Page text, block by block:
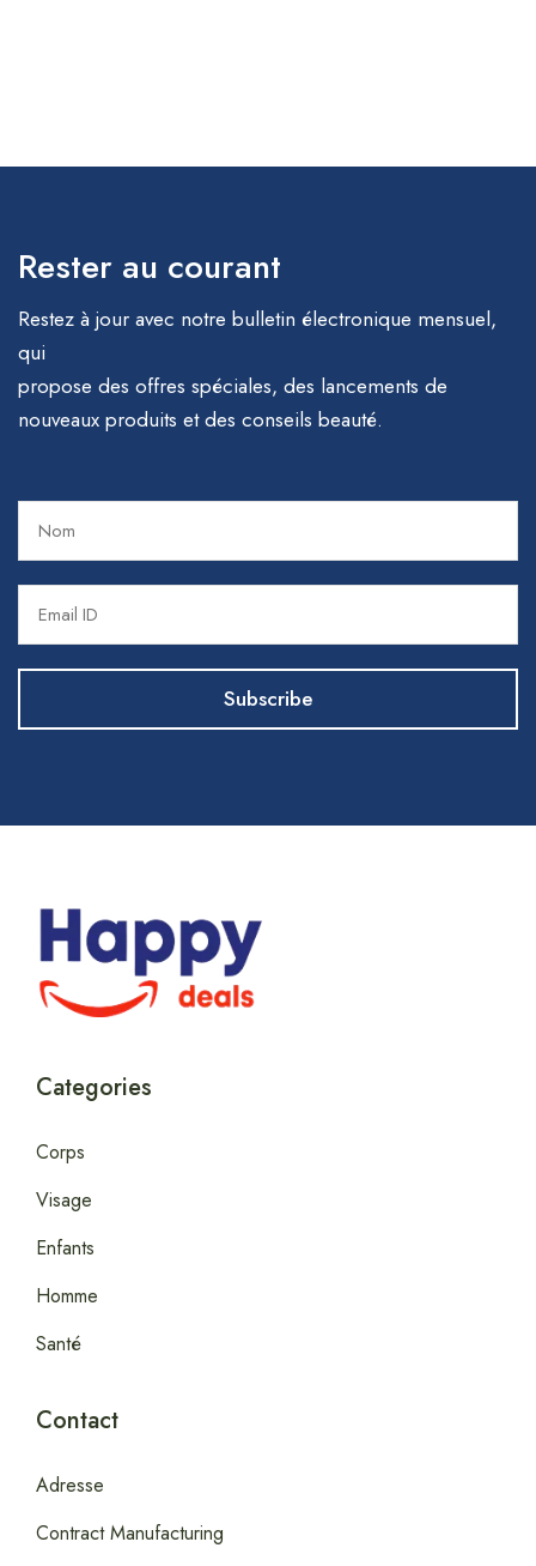
Rester au courant
Restez à jour avec notre bulletin électronique mensuel,
qui
propose des offres spéciales, des lancements de
nouveaux produits et des conseils beauté.
Categories
Corps
Visage
Enfants
Homme
Santé
Contact
Adresse
Contract Manufacturing